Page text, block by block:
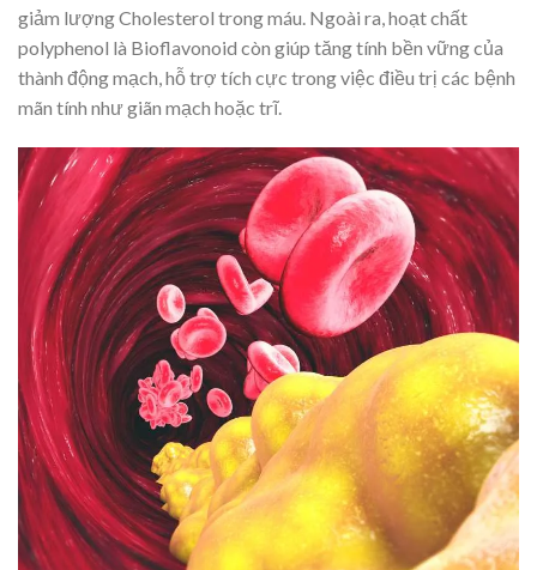
giảm lượng Cholesterol trong máu. Ngoài ra, hoạt chất
polyphenol là Bioflavonoid còn giúp tăng tính bền vững của
thành động mạch, hỗ trợ tích cực trong việc điều trị các bệnh
mãn tính như giãn mạch hoặc trĩ.